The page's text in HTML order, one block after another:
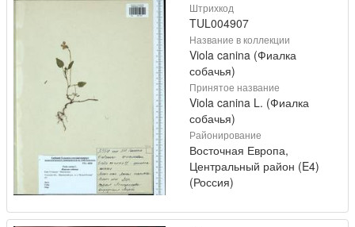
Штрихкод
TUL004907
Название в коллекции
Viola canina (Фиалка
собачья)
Принятое название
Viola canina L. (Фиалка
собачья)
Районирование
Восточная Европа,
Центральный район (E4)
(Россия)